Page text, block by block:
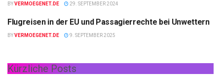
BYVERMOEGENET.DE 29. SEPTEMBER 2024
TRAVEL
Flugreisen in der EU und Passagierrechte bei Unwettern
BYVERMOEGENET.DE 9. SEPTEMBER 2025
Kürzliche Posts